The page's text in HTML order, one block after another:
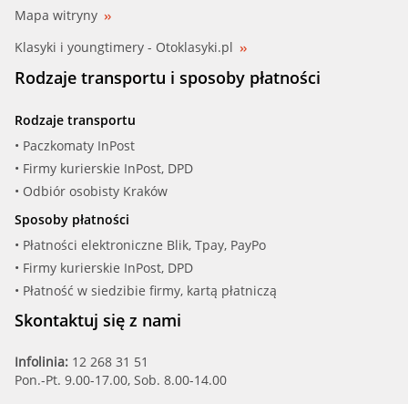
BMW (11 51 1 272 613)
BMW (11 51 1 286 417)
BMW (11 51 1 287 367)
BMW (11 51 1 707 190)
BMW (11 51 1 707 191)
BMW (11 51 1 707 192)
BMW (11 51 1 707 193)
BMW (11 51 1 720 881)
Mapa witryny
Klasyki i youngtimery - Otoklasyki.pl
Rodzaje transportu i sposoby płatności
Rodzaje transportu
• Paczkomaty InPost
• Firmy kurierskie InPost, DPD
• Odbiór osobisty Kraków
Sposoby płatności
• Płatności elektroniczne Blik, Tpay, PayPo
• Firmy kurierskie InPost, DPD
• Płatność w siedzibie firmy, kartą płatniczą
Skontaktuj się z nami
Infolinia: 12 268 31 51
Pon.-Pt. 9.00-17.00, Sob. 8.00-14.00